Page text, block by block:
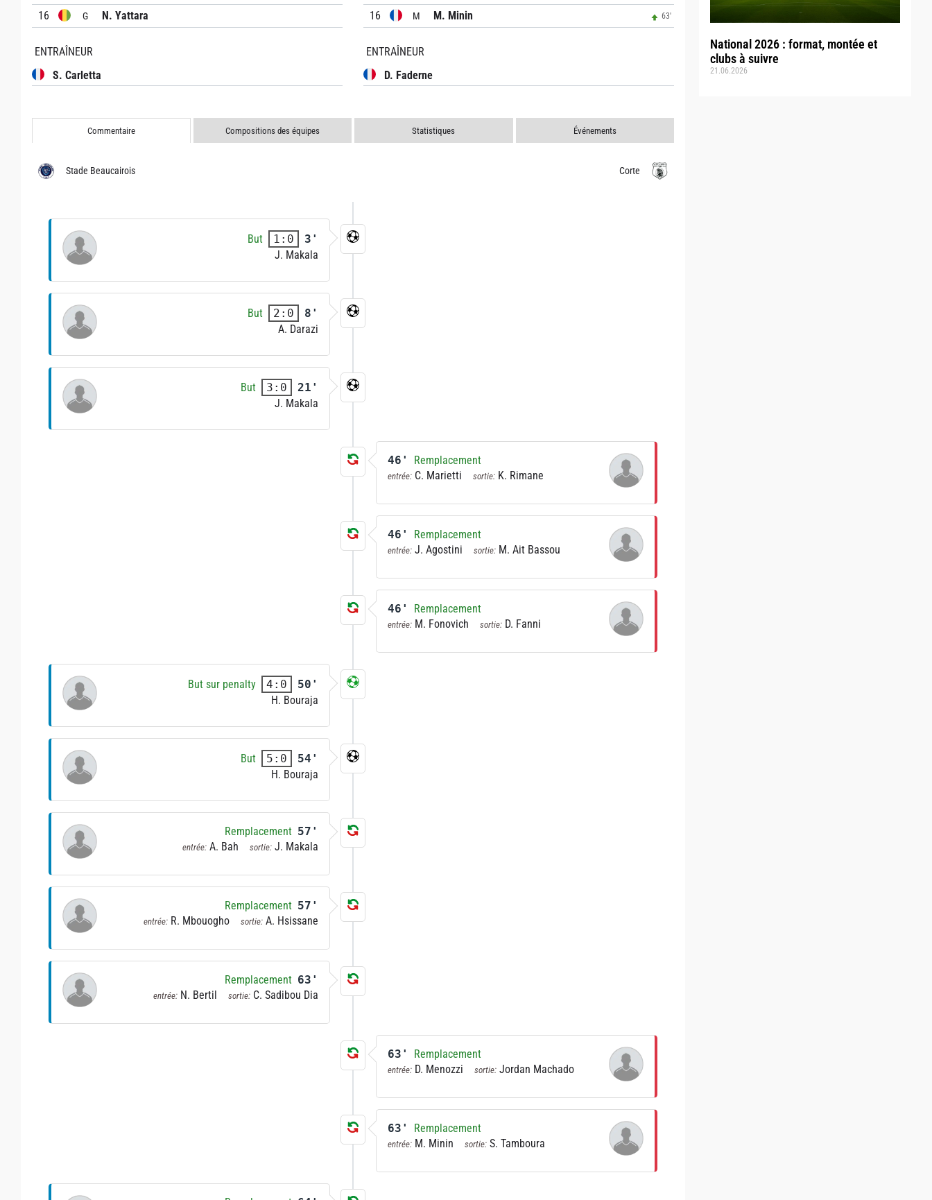
National 2026 : format, montée et
clubs à suivre
21.06.2026
16 G N. Yattara
ENTRAÎNEUR
S. Carletta
16 M M. Minin 63'
ENTRAÎNEUR
D. Faderne
Commentaire Compositions des équipes Statistiques Événements
Stade Beaucairois Corte
But 1:0
3'
J. Makala
But 2:0
8'
A. Darazi
But 3:0
21'
J. Makala
46' Remplacement
entrée: C. Marietti sortie: K. Rimane
46' Remplacement
entrée: J. Agostini sortie: M. Ait Bassou
46' Remplacement
entrée: M. Fonovich sortie: D. Fanni
But sur penalty 4:0
50'
H. Bouraja
But 5:0
54'
H. Bouraja
Remplacement 57'
entrée: A. Bah sortie: J. Makala
Remplacement 57'
entrée: R. Mbouogho sortie: A. Hsissane
Remplacement 63'
entrée: N. Bertil sortie: C. Sadibou Dia
63' Remplacement
entrée: D. Menozzi sortie: Jordan Machado
63' Remplacement
entrée: M. Minin sortie: S. Tamboura